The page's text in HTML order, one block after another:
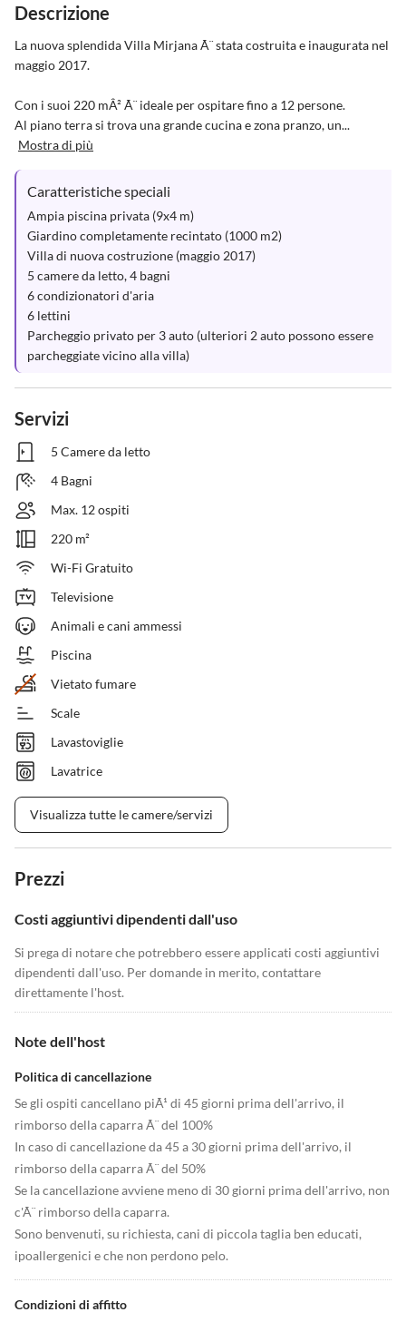
Descrizione
La nuova splendida Villa Mirjana Ã¨ stata costruita e inaugurata nel
maggio 2017.
Con i suoi 220 mÂ² Ã¨ ideale per ospitare fino a 12 persone.
Al piano terra si trova una grande cucina e zona pranzo, un...
Mostra di più
Caratteristiche speciali
Ampia piscina privata (9x4 m)
Giardino completamente recintato (1000 m2)
Villa di nuova costruzione (maggio 2017)
5 camere da letto, 4 bagni
6 condizionatori d'aria
6 lettini
Parcheggio privato per 3 auto (ulteriori 2 auto possono essere
parcheggiate vicino alla villa)
Servizi
5 Camere da letto
4 Bagni
Max. 12 ospiti
220 m²
Wi-Fi Gratuito
Televisione
Animali e cani ammessi
Piscina
Vietato fumare
Scale
Lavastoviglie
Lavatrice
Visualizza tutte le camere/servizi
Prezzi
Costi aggiuntivi dipendenti dall'uso
Si prega di notare che potrebbero essere applicati costi aggiuntivi
dipendenti dall'uso. Per domande in merito, contattare
direttamente l'host.
Note dell'host
Politica di cancellazione
Se gli ospiti cancellano piÃ¹ di 45 giorni prima dell'arrivo, il
rimborso della caparra Ã¨ del 100%
In caso di cancellazione da 45 a 30 giorni prima dell'arrivo, il
rimborso della caparra Ã¨ del 50%
Se la cancellazione avviene meno di 30 giorni prima dell'arrivo, non
c'Ã¨ rimborso della caparra.
Sono benvenuti, su richiesta, cani di piccola taglia ben educati,
ipoallergenici e che non perdono pelo.
Condizioni di affitto